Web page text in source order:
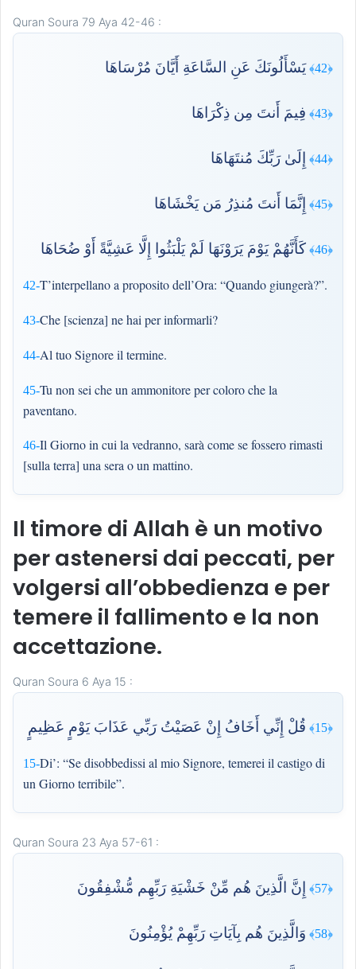
Quran Soura 79 Aya 42-46 :
﴿42﴾ يَسْأَلُونَكَ عَنِ السَّاعَةِ أَيَّانَ مُرْسَاهَا
42-T’interpellano a proposito dell’Ora: “Quando giungerà?”.
﴿43﴾ فِيمَ أَنتَ مِن ذِكْرَاهَا
43-Che [scienza] ne hai per informarli?
﴿44﴾ إِلَىٰ رَبِّكَ مُنتَهَاهَا
44-Al tuo Signore il termine.
﴿45﴾ إِنَّمَا أَنتَ مُنذِرُ مَن يَخْشَاهَا
45-Tu non sei che un ammonitore per coloro che la
paventano.
﴿46﴾ كَأَنَّهُمْ يَوْمَ يَرَوْنَهَا لَمْ يَلْبَثُوا إِلَّا عَشِيَّةً أَوْ ضُحَاهَا
46-Il Giorno in cui la vedranno, sarà come se fossero rimasti
[sulla terra] una sera o un mattino.
Il timore di Allah è un motivo
per astenersi dai peccati, per
volgersi all’obbedienza e per
temere il fallimento e la non
accettazione.
Quran Soura 6 Aya 15 :
﴿15﴾ قُلْ إِنِّي أَخَافُ إِنْ عَصَيْتُ رَبِّي عَذَابَ يَوْمٍ عَظِيمٍ
15-Di’: “Se disobbedissi al mio Signore, temerei il castigo di
un Giorno terribile”.
Quran Soura 23 Aya 57-61 :
﴿57﴾ إِنَّ الَّذِينَ هُم مِّنْ خَشْيَةِ رَبِّهِم مُّشْفِقُونَ
﴿58﴾ وَالَّذِينَ هُم بِآيَاتِ رَبِّهِمْ يُؤْمِنُونَ